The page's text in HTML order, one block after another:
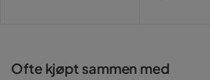
Ofte kjøpt sammen med